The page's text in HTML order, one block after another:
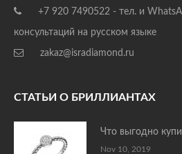
+7 920 7490522 - тел. и
консультаций на русском языке
zakaz@isradiamond.ru
СТАТЬИ О БРИЛЛИАНТАХ
Что выгодно
Nov 10, 2019